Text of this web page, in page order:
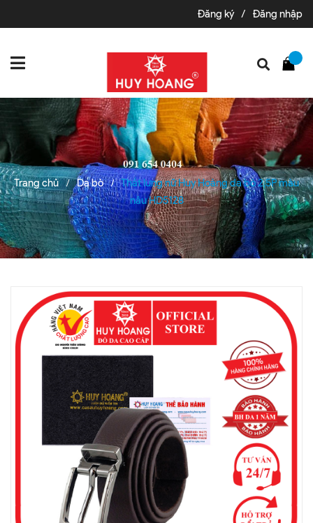
Đăng ký / Đăng nhập
Trang chủ / Da bò /
Thắt lưng nữ Huy Hoàng da bò 2,5P màu
nâu HD5128